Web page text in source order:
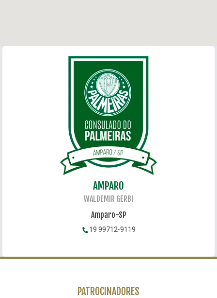
AMPARO
WALDEMIR GERBI
Amparo-SP
19 99712-9119
PATROCINADORES